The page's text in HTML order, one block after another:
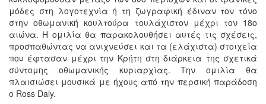
μόδες στη λογοτεχνία ή τη ζωγραφική έδιναν τον τόνο
στην οθωμανική κουλτούρα τουλάχιστον μέχρι τον 18ο
αιώνα. Η ομιλία θα παρακολουθήσει αυτές τις σχέσεις,
προσπαθώντας να ανιχνεύσει και τα (ελάχιστα) στοιχεία
που έφτασαν μέχρι την Κρήτη στη διάρκεια της σχετικά
σύντομης οθωμανικής κυριαρχίας. Την ομιλία θα
πλαισιώσει μουσικά με ήχους από την περσική παράδοση
ο Ross Daly.